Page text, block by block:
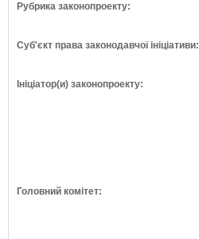
Рубрика законопроекту:
Суб'єкт права законодавчої ініціативи:
Ініціатор(и) законопроекту:
Головний комітет: